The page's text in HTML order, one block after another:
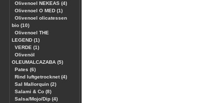
Olivenoel NEKEAS (4)
Olivenoel O MED (1)
Olivenoel olicatessen
bio (10)
Olivenoel THE
LEGEND (1)
VERDE (1)
Olivenöl
OLEUMALCAZABA (5)
Pates (6)
Rind luftgetrocknet (4)
Sal Mallorquin (2)
Salami & Co (8)
Salsa/Mojo/Dip (4)